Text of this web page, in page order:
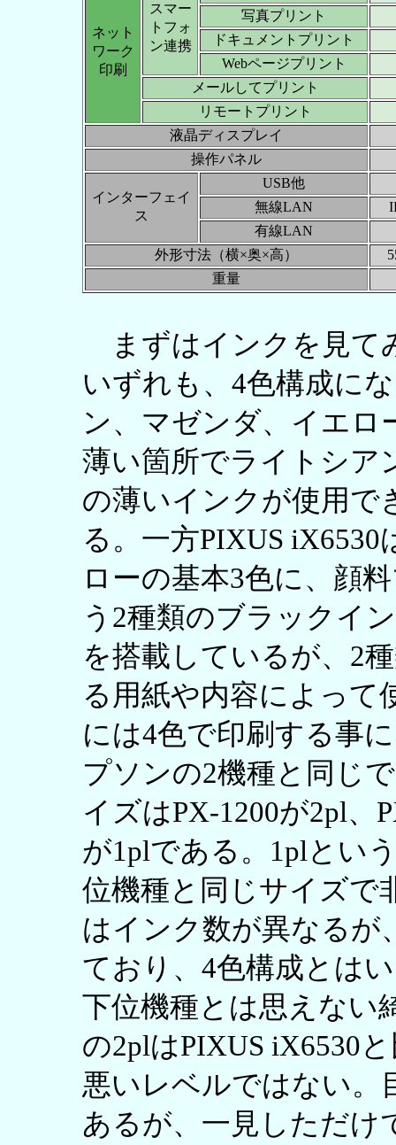
ネット
ワーク
印刷
スマー
トフォ
ン連携
写真プリント
ドキュメントプリント
Webページプリント
メールしてプリント
リモートプリント
液晶ディスプレイ
操作パネル
インターフェイ
ス
USB他
無線LAN
有線LAN
外形寸法（横×奥×高）
重量
まずはインクを見て
いずれも、4色構成に
ン、マゼンダ、イエロ
薄い箇所でライトシア
の薄いインクが使用で
る。一方PIXUS
ローの基本3色に、顔
う2種類のブラックイ
を搭載しているが、2
る用紙や内容によって
には4色で印刷する事
プソンの2機種と同じ
イズはPX-1200が2pl、
が1plである。1plとい
位機種と同じサイズで
はインク数が異なるが
ており、4色構成とは
下位機種とは思えない
の2plはPIXUS iX6530
悪いレベルではない。
あるが、一見しただけ